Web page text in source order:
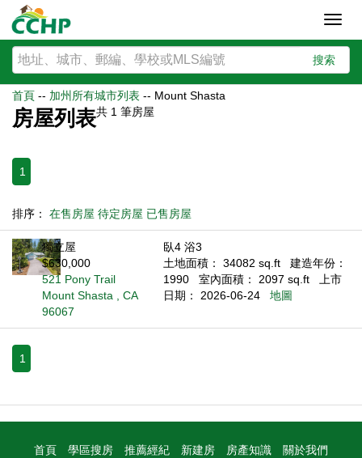
搜索
首頁 -- 加州所有城市列表 -- Mount Shasta
房屋列表共 1 筆房屋
1
排序： 在售房屋 待定房屋 已售房屋
獨立屋
$630,000
521 Pony Trail
Mount Shasta , CA
96067
臥4 浴3
土地面積： 34082 sq.ft
建造年份：
1990
室內面積： 2097 sq.ft
上市
日期： 2026-06-24
地圖
1
首頁 學區搜房 推薦經紀 新建房 房產知識
關於我們